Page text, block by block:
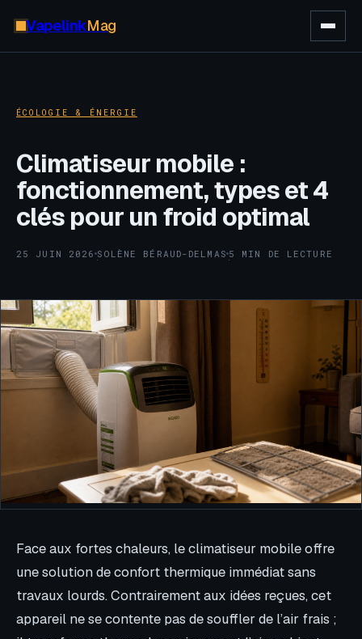
VapelinkMag
ÉCOLOGIE & ÉNERGIE
Climatiseur mobile :
fonctionnement, types et 4
clés pour un froid optimal
25 JUIN 2026·SOLÈNE BÉRAUD-DELMAS ·
5 MIN DE LECTURE
Face aux fortes chaleurs, le climatiseur mobile offre
une solution de confort thermique immédiat sans
travaux lourds. Contrairement aux idées reçues, cet
appareil ne se contente pas de souffler de l’air frais ;